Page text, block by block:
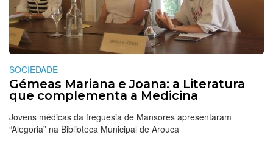
SOCIEDADE
Gémeas Mariana e Joana: a Literatura
que complementa a Medicina
Jovens médicas da freguesia de Mansores apresentaram
“Alegoria” na Biblioteca Municipal de Arouca